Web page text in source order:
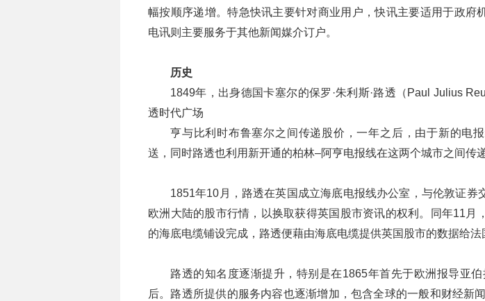
幅按顺序递增。特急快讯主要针对商业用户，快讯主要适用于政府
电讯则主要服务于其他新闻媒介订户。
历史
1849年，出身德国卡塞尔的保罗·朱利斯·路透（Paul Julius
透时代广场
亨与比利时布鲁塞尔之间传递股价，一年之后，由于新的电
送，同时路透也利用新开通的柏林–阿亨电报线在这两个城市之间传递
1851年10月，路透在英国成立海底电报线办公室，与伦敦证券
欧洲大陆的股市行情，以换取获得英国股市资讯的权利。同年11月
的海底电缆铺设完成，路透便藉由海底电缆提供英国股市的数据给法
路透的知名度逐渐提升，特别是在1865年首先于欧洲报导亚
后。路透所提供的服务内容也逐渐增加，包含全球的一般和财经新